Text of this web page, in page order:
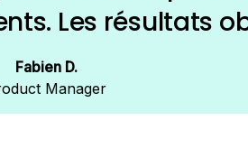
Les résultats
des données
Fabien D.
Manager